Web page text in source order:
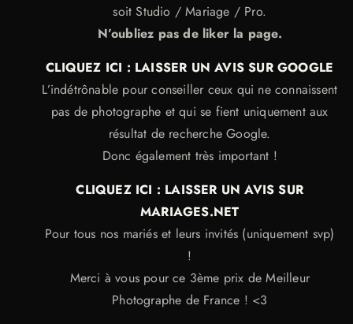
soit Studio / Mariage / Pro.
N’oubliez pas de liker la page.
CLIQUEZ ICI : LAISSER UN AVIS SUR GOOGLE
L’indétrônable pour conseiller ceux qui ne connaissent
pas de photographe et qui se fient uniquement aux
résultat de recherche Google.
Donc également très important !
CLIQUEZ ICI : LAISSER UN AVIS SUR
MARIAGES.NET
Pour tous nos mariés et leurs invités (uniquement svp)
!
Merci à vous pour ce 3ème prix de Meilleur
Photographe de France ! <3